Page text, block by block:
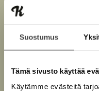
Suostumus
Tämä sivusto käyttää
Käytämme evästeitä